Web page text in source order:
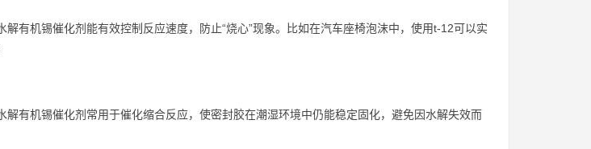
有机锡催化剂能有效控制反应速度，防止“烧心”现象。比如在汽车座椅泡沫中，使用t-12可以实
解有机锡催化剂常用于催化缩合反应，使密封胶在潮湿环境中仍能稳定固化，避免因水解失效而